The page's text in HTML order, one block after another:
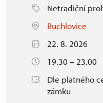
Netradiční
Buchlovice
22. 8. 2026
19.30 – 23.00
Dle platného
zámku